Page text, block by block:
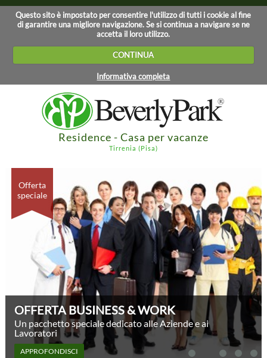
Questo sito è impostato per consentire l'utilizzo di tutti i cookie al fine
di garantire una migliore navigazione. Se si continua a navigare se ne
accetta il loro utilizzo.
CONTINUA
Informativa completa
Residence - Casa per vacanze
Tirrenia (Pisa)
Offerta
speciale
OFFERTA BUSINESS & WORK
Un pacchetto speciale dedicato alle Aziende e ai
Lavoratori
APPROFONDISCI